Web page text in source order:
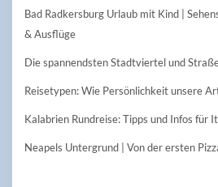
Bad Radkersburg Urlaub mit Kind |
& Ausflüge
Die spannendsten Stadtviertel und
Reisetypen: Wie Persönlichkeit unsere
Kalabrien Rundreise: Tipps und Infos für
Neapels Untergrund | Von der ersten